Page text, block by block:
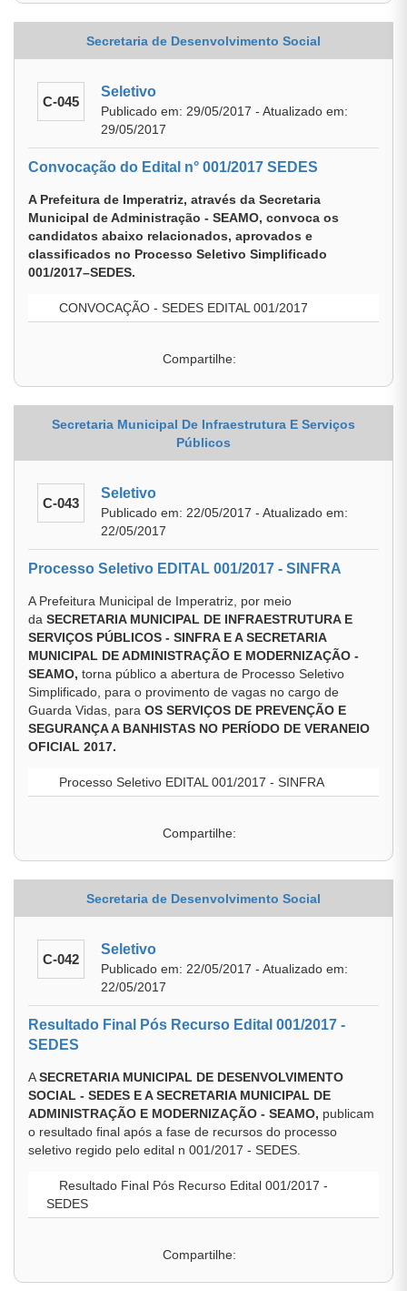
Secretaria de Desenvolvimento Social
C-045
Seletivo
Publicado em: 29/05/2017 - Atualizado em:
29/05/2017
Convocação do Edital n° 001/2017 SEDES
A Prefeitura de Imperatriz, através da Secretaria
Municipal de Administração - SEAMO, convoca os
candidatos abaixo relacionados, aprovados e
classificados no Processo Seletivo Simplificado
001/2017–SEDES.
CONVOCAÇÃO - SEDES EDITAL 001/2017
Compartilhe:
Secretaria Municipal De Infraestrutura E Serviços
Públicos
C-043
Seletivo
Publicado em: 22/05/2017 - Atualizado em:
22/05/2017
Processo Seletivo EDITAL 001/2017 - SINFRA
A Prefeitura Municipal de Imperatriz, por meio
da SECRETARIA MUNICIPAL DE INFRAESTRUTURA E
SERVIÇOS PÚBLICOS - SINFRA E A SECRETARIA
MUNICIPAL DE ADMINISTRAÇÃO E MODERNIZAÇÃO -
SEAMO, torna público a abertura de Processo Seletivo
Simplificado, para o provimento de vagas no cargo de
Guarda Vidas, para OS SERVIÇOS DE PREVENÇÃO E
SEGURANÇA A BANHISTAS NO PERÍODO DE VERANEIO
OFICIAL 2017.
Processo Seletivo EDITAL 001/2017 - SINFRA
Compartilhe:
Secretaria de Desenvolvimento Social
C-042
Seletivo
Publicado em: 22/05/2017 - Atualizado em:
22/05/2017
Resultado Final Pós Recurso Edital 001/2017 -
SEDES
ASECRETARIA MUNICIPAL DE DESENVOLVIMENTO
SOCIAL - SEDES E A SECRETARIA MUNICIPAL DE
ADMINISTRAÇÃO E MODERNIZAÇÃO - SEAMO, publicam
o resultado final após a fase de recursos do processo
seletivo regido pelo edital n 001/2017 - SEDES.
Resultado Final Pós Recurso Edital 001/2017 -
SEDES
Compartilhe: